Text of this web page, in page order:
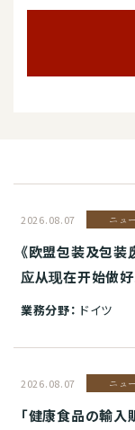
2026.08.07 ニュ
《欧盟包装及包
应从现在开始做
業務分野： ドイツ
2026.08.07 ニュ
「健康食品の輸入